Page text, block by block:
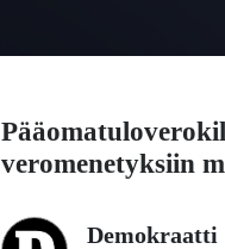
veromenetyksiin
Demokraatti